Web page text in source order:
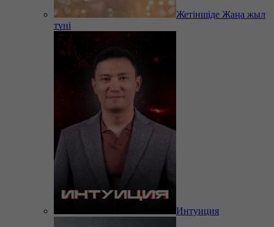
Жетіншіде Жаңа жыл
түні
Интуиция